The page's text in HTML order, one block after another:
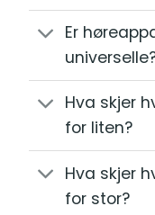
Er
Hva skjer
for liten?
Hva skjer
for stor?